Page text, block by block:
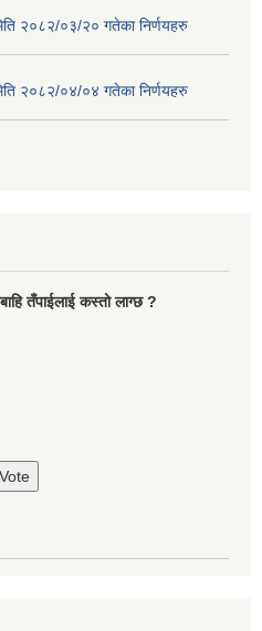
२०८२/०३/२० गतेका निर्णयहरु
२०८२/०४/०४ गतेका निर्णयहरु
तँपाईलाई कस्तो लाग्छ ?